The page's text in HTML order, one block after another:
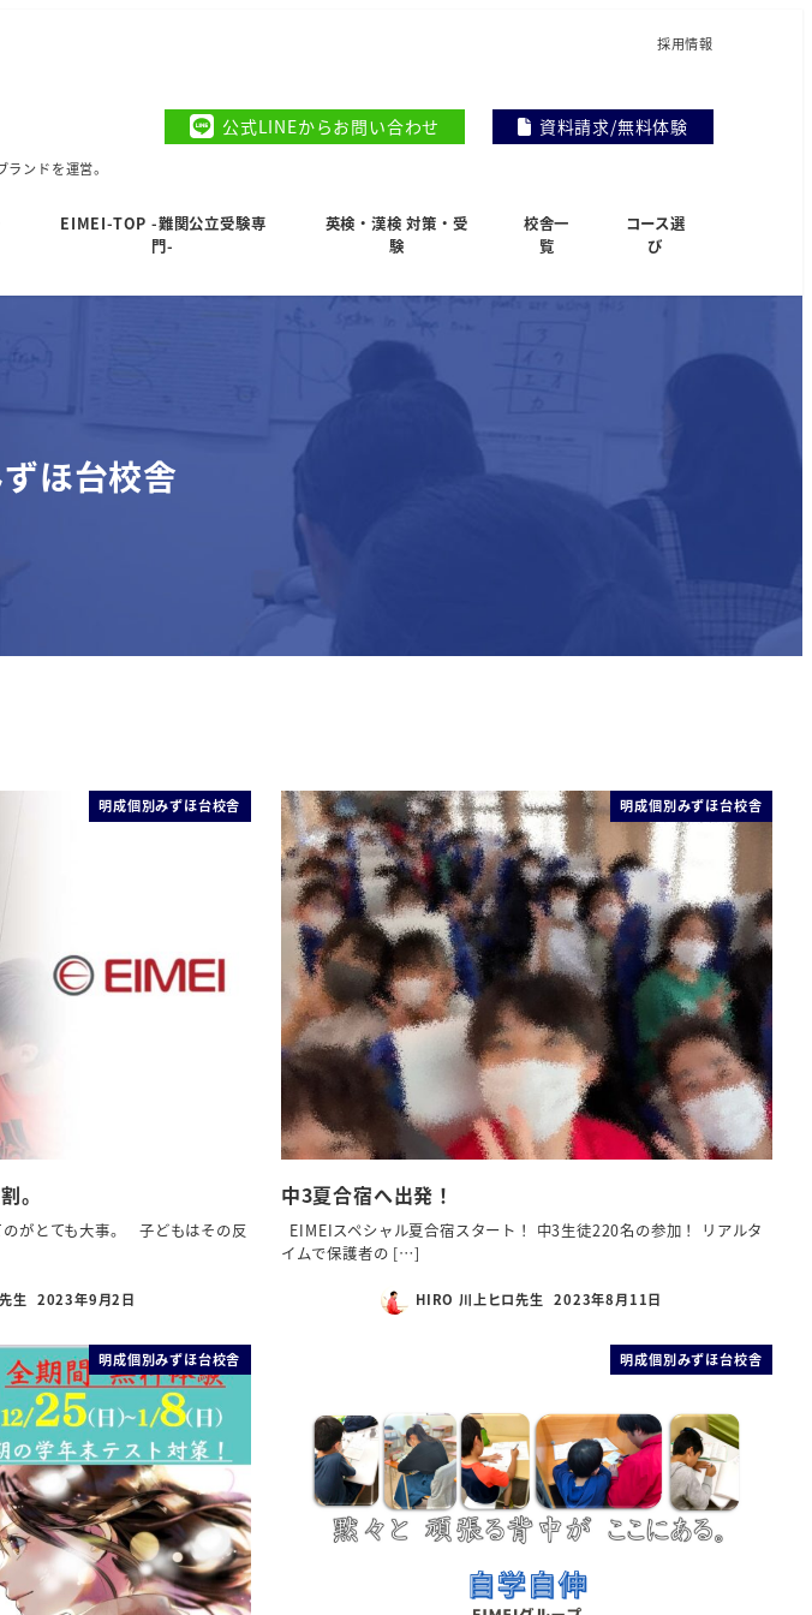
採用情報
ンドを運営。
公式LINEからお問い合わせ 資料請求/無料体験
EIMEI-TOP -難関公立受験専
門-
英検・漢検 対策・受
験
校舎一
覧
コース選
び
ほ台校舎
明成個別みずほ台校舎
。
がとても大事。 子どもはその反
生 2023年9月2日
明成個別みずほ台校舎
中3夏合宿へ出発！
EIMEIスペシャル夏合宿スタート！ 中3生徒220名の参加！ リアルタ
イムで保護者の […]
HIRO 川上ヒロ先生 2023年8月11日
明成個別みずほ台校舎 明成個別みずほ台校舎